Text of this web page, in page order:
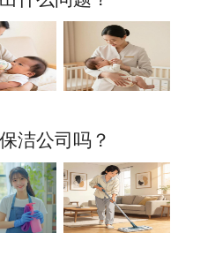
洁公司吗？